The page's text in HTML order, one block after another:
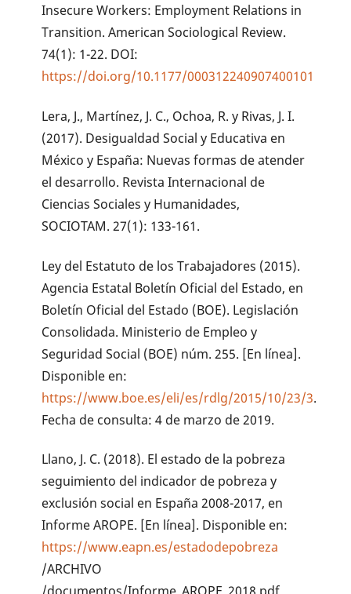
Insecure Workers: Employment Relations in
Transition. American Sociological Review.
74(1): 1-22. DOI:
https://doi.org/10.1177/000312240907400101
Lera, J., Martínez, J. C., Ochoa, R. y Rivas, J. I.
(2017). Desigualdad Social y Educativa en
México y España: Nuevas formas de atender
el desarrollo. Revista Internacional de
Ciencias Sociales y Humanidades,
SOCIOTAM. 27(1): 133-161.
Ley del Estatuto de los Trabajadores (2015).
Agencia Estatal Boletín Oficial del Estado, en
Boletín Oficial del Estado (BOE). Legislación
Consolidada. Ministerio de Empleo y
Seguridad Social (BOE) núm. 255. [En línea].
Disponible en:
https://www.boe.es/eli/es/rdlg/2015/10/23/3.
Fecha de consulta: 4 de marzo de 2019.
Llano, J. C. (2018). El estado de la pobreza
seguimiento del indicador de pobreza y
exclusión social en España 2008-2017, en
Informe AROPE. [En línea]. Disponible en:
https://www.eapn.es/estadodepobreza
/ARCHIVO